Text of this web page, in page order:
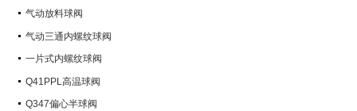
气动放料球阀
气动三通内螺纹球阀
一片式内螺纹球阀
Q41PPL高温球阀
Q347偏心半球阀